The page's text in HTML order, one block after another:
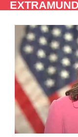
Saltar
contenido